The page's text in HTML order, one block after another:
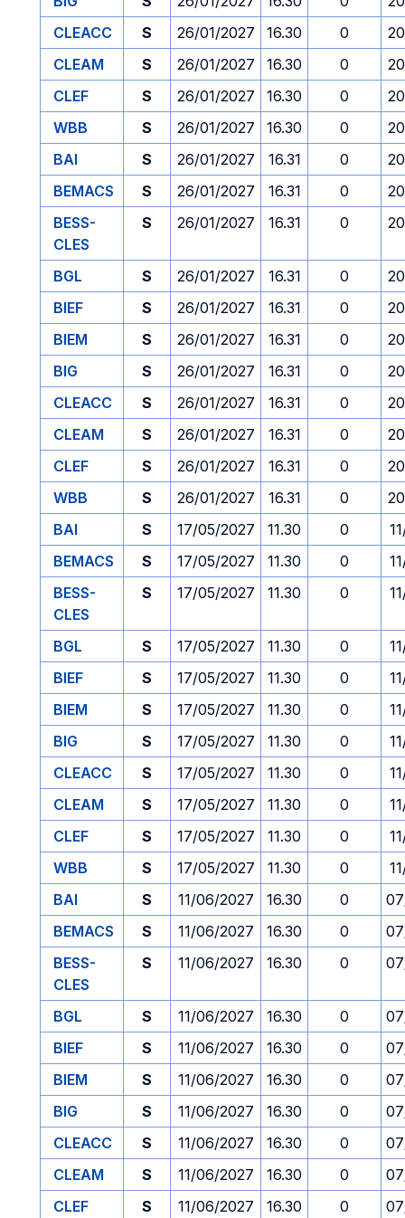
CLEACC
S 26/01/2027 16.30 0
CLEAM
S 26/01/2027 16.30 0
CLEF
S 26/01/2027 16.30 0
WBB
S 26/01/2027 16.30 0
BAI
S 26/01/2027 16.31 0
BEMACS
S 26/01/2027 16.31 0
BESS-
CLES
S 26/01/2027 16.31 0
BGL S 26/01/2027 16.31 0
BIEF
S 26/01/2027 16.31 0
BIEM
S 26/01/2027 16.31 0
BIG
S 26/01/2027 16.31 0
CLEACC
S 26/01/2027 16.31 0
CLEAM
S 26/01/2027 16.31 0
CLEF
S 26/01/2027 16.31 0
WBB
S 26/01/2027 16.31 0
BAI
S 17/05/2027 11.30 0
BEMACS
S 17/05/2027 11.30 0
BESS-
CLES
S 17/05/2027 11.30 0
BGL S 17/05/2027 11.30 0
BIEF
S 17/05/2027 11.30 0
BIEM
S 17/05/2027 11.30 0
BIG
S 17/05/2027 11.30 0
CLEACC
S 17/05/2027 11.30 0
CLEAM
S 17/05/2027 11.30 0
CLEF
S 17/05/2027 11.30 0
WBB
S 17/05/2027 11.30 0
BAI
S 11/06/2027 16.30 0
BEMACS
S 11/06/2027 16.30 0
BESS-
CLES
S 11/06/2027 16.30 0
BGL S 11/06/2027 16.30 0
BIEF
S 11/06/2027 16.30 0
BIEM
S 11/06/2027 16.30 0
BIG
S 11/06/2027 16.30 0
CLEACC
S 11/06/2027 16.30 0
CLEAM
S 11/06/2027 16.30 0
CLEF
S 11/06/2027 16.30 0